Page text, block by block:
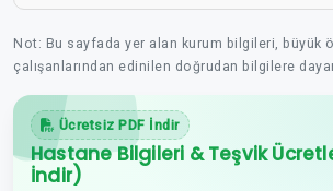
Not: Bu sayfada yer alan kurum bilgileri, büyük
çalışanlarından edinilen doğrudan bilgilere
Ücretsiz PDF İndir
Hastane Bilgileri & Teşvik
İndir)